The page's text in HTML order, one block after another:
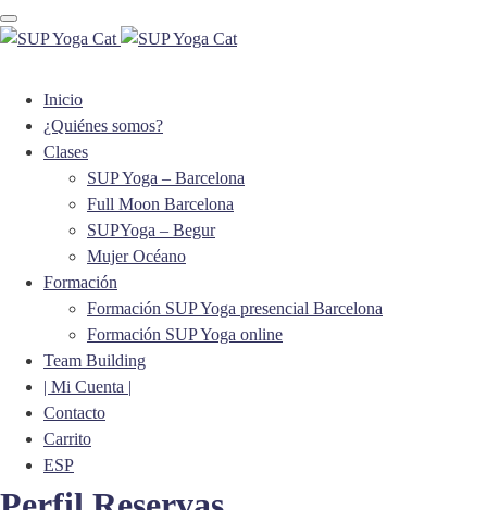
Toggle navigation
Inicio
¿Quiénes somos?
Clases
SUP Yoga – Barcelona
Full Moon Barcelona
SUPYoga – Begur
Mujer Océano
Formación
Formación SUP Yoga presencial Barcelona
Formación SUP Yoga online
Team Building
| Mi Cuenta |
Contacto
Carrito
ESP